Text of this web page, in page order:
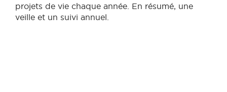
projets de vie chaque année. En résumé, une
veille et un suivi annuel.